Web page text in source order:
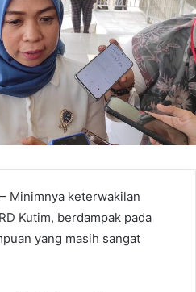
– Minimnya keterwakilan
Kutim, berdampak pada
yang masih sangat